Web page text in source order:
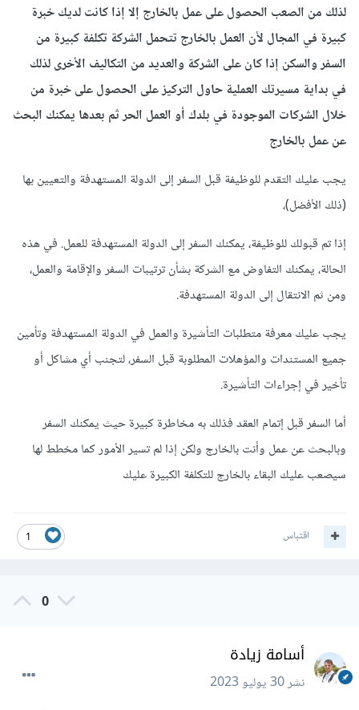
لذلك من الصعب الحصول على عمل بالخارج إلا إذا كانت لديك خبرة
كبيرة في المجال لأن العمل بالخارج تتحمل الشركة تكلفة كبيرة من
السفر والسكن إذا كان على الشركة والعديد من التكاليف الأخرى لذلك
في بداية مسيرتك العملية حاول التركيز على الحصول على خبرة من
خلال الشركات الموجودة في بلدك أو العمل الحر ثم بعدها يمكنك البحث
عن عمل بالخارج
يجب عليك التقدم للوظيفة قبل السفر إلى الدولة المستهدفة والتعيين بها
(ذلك الأفضل)،
إذا تم قبولك للوظيفة، يمكنك السفر إلى الدولة المستهدفة للعمل. في هذه
الحالة، يمكنك التفاوض مع الشركة بشأن ترتيبات السفر والإقامة والعمل،
ومن ثم الانتقال إلى الدولة المستهدفة.
يجب عليك معرفة متطلبات التأشيرة والعمل في الدولة المستهدفة وتأمين
جميع المستندات والمؤهلات المطلوبة قبل السفر، لتجنب أي مشاكل أو
تأخير في إجراءات التأشيرة.
أما السفر قبل إتمام العقد فذلك به مخاطرة كبيرة حيث يمكنك السفر
وبالبحث عن عمل وأنت بالخارج ولكن إذا لم تسير الأمور كما مخطط لها
سيصعب عليك البقاء بالخارج للتكلفة الكبيرة عليك
1 اقتباس
0
أسامة زيادة
نشر30 يوليو 2023